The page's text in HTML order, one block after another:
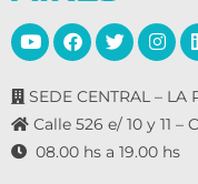
SEDE CENTRAL – LA
Calle 526 e/ 10 y 11 –
08.00 hs a 19.00 hs